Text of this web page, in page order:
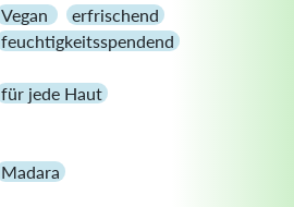
Vegan
erfrischend
feuchtigkeitsspendend
für jede Haut
Madara